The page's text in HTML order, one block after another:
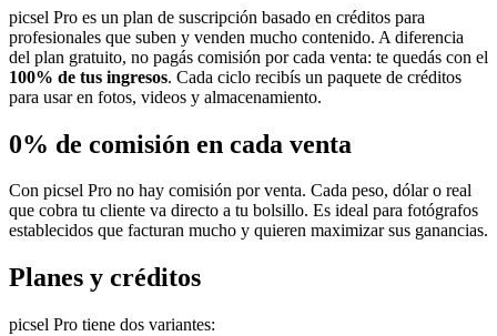
picsel Pro es un plan de suscripción basado en créditos para
profesionales que suben y venden mucho contenido. A diferencia
del plan gratuito, no pagás comisión por cada venta: te quedás con el
100% de tus ingresos. Cada ciclo recibís un paquete de créditos
para usar en fotos, videos y almacenamiento.
0% de comisión en cada venta
Con picsel Pro no hay comisión por venta. Cada peso, dólar o real
que cobra tu cliente va directo a tu bolsillo. Es ideal para fotógrafos
establecidos que facturan mucho y quieren maximizar sus ganancias.
Planes y créditos
picsel Pro tiene dos variantes: